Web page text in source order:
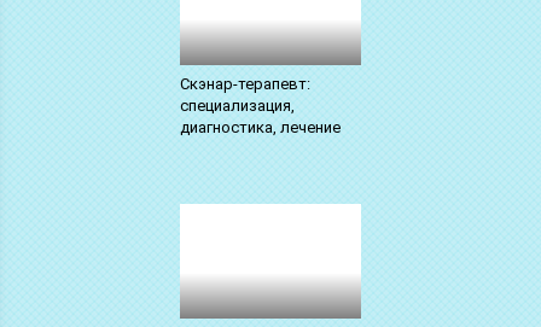
Скэнар-терапевт:
специализация,
диагностика, лечение